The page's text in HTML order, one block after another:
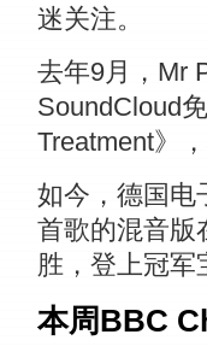
迷关注。
去年9月，Mr
SoundCloud
Treatment》
如今，德国电
首歌的混音版
胜，登上冠军
本周BBC